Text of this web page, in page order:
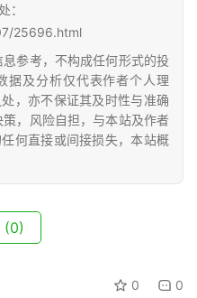
：
25696.html
参考，不构成任何形式的投
据及分析仅代表作者个人理
，亦不保证其及时性与准确
，风险自担，与本站及作者
何直接或间接损失，本站概
(0)
0 0